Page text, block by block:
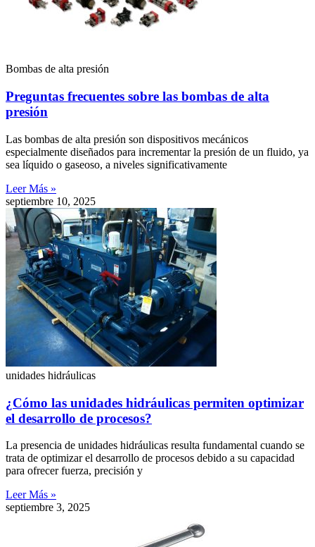
Bombas de alta presión
Preguntas frecuentes sobre las bombas de alta
presión
Las bombas de alta presión son dispositivos mecánicos
especialmente diseñados para incrementar la presión de un fluido, ya
sea líquido o gaseoso, a niveles significativamente
Leer Más »
septiembre 10, 2025
unidades hidráulicas
¿Cómo las unidades hidráulicas permiten optimizar
el desarrollo de procesos?
La presencia de unidades hidráulicas resulta fundamental cuando se
trata de optimizar el desarrollo de procesos debido a su capacidad
para ofrecer fuerza, precisión y
Leer Más »
septiembre 3, 2025